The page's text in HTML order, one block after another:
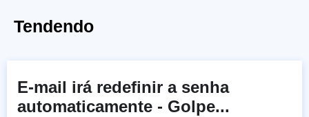
Tendendo
E-mail irá redefinir a senha
automaticamente - Golpe...